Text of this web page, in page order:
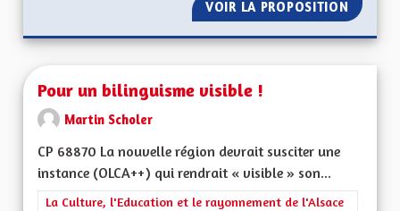
VOIR LA PROPOSITION UNE
Pour un bilinguisme visible !
Martin Scholer
CP 68870 La nouvelle région devrait susciter une
instance (OLCA++) qui rendrait « visible » son...
Filtrer les résultats de la catégorie : La Culture, l'Education et
La Culture, l'Education et le rayonnement de l'Alsace